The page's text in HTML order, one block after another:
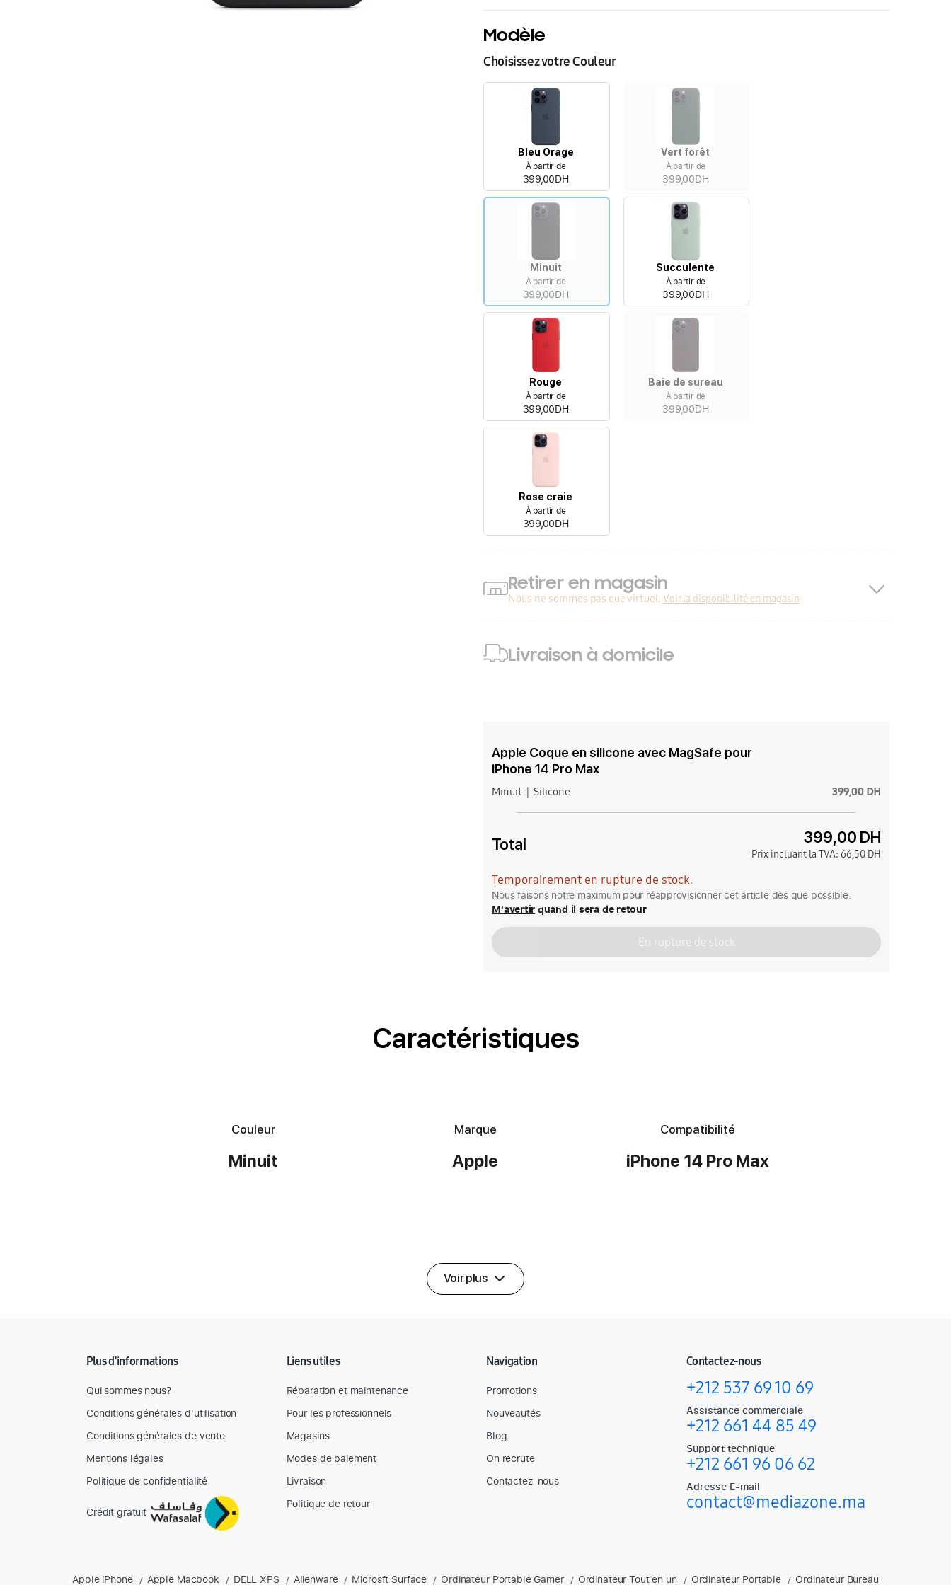
Modèle
Choisissez votre Couleur
Bleu Orage
À partir de
399,00DH
Vert forêt
À partir de
399,00DH
Minuit
À partir de
399,00DH
Succulente
À partir de
399,00DH
Rouge
À partir de
399,00DH
Baie de sureau
À partir de
399,00DH
Rose craie
À partir de
399,00DH
Retirer en magasin
Nous ne sommes pas que virtuel.Voir la disponibilité en magasin
Livraison à domicile
Apple Coque en silicone avec MagSafe pour
iPhone 14 Pro Max
Minuit Silicone 399,00 DH
Total 399,00 DH
Prix incluant la TVA: 66,50 DH
Temporairement en rupture de stock.
Nous faisons notre maximum pour réapprovisionner cet article dès que possible.
M'avertir quand il sera de retour
En rupture de stock
Caractéristiques
Couleur
Minuit
Marque
Apple
Compatibilité
iPhone 14 Pro Max
Voir plus
Plus d'informations
Qui sommes nous?
Conditions générales d'utilisation
Conditions générales de vente
Mentions légales
Politique de confidentialité
Crédit gratuit
Liens utiles
Réparation et maintenance
Pour les professionnels
Magasins
Modes de paiement
Livraison
Politique de retour
Navigation
Promotions
Nouveautés
Blog
On recrute
Contactez-nous
Contactez-nous
+212 537 69 10 69
Assistance commerciale
+212 661 44 85 49
Support technique
+212 661 96 06 62
Adresse E-mail
contact@mediazone.ma
Produits phares chez Mediazone
Retrouvez chez Mediazone les références incontournables : Apple, Dell, hp, Lenovo, Microsoft, ordinateurs portables, accessoires gaming, enceintes et plus.
Apple iPhone / Apple Macbook / DELL XPS / Alienware / Microsft Surface / Ordinateur Portable Gamer / Ordinateur Tout en un / Ordinateur Portable / Ordinateur Bureau